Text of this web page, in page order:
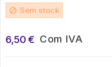
block Sem stock
6,50 € Com IVA